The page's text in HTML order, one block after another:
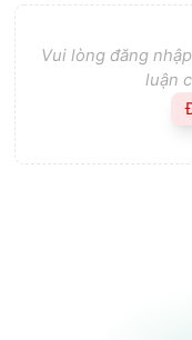
Vui lòng đăng
luận